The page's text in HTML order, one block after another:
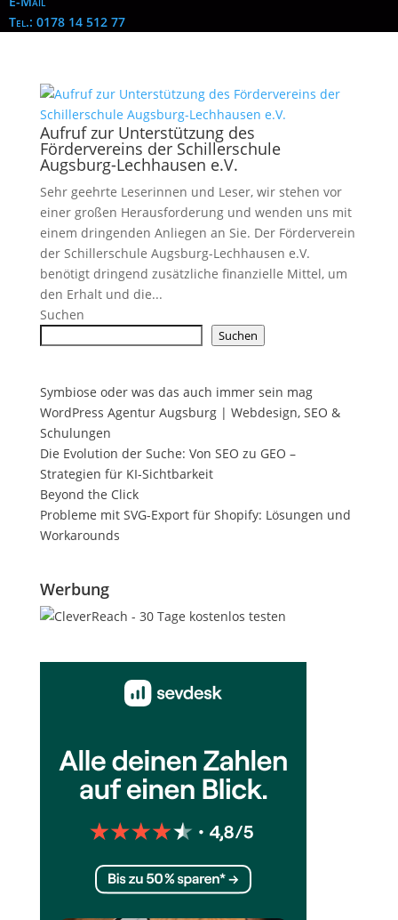
Tel.: 0178 14 512 77
Aufruf zur Unterstützung des
Fördervereins der Schillerschule
Augsburg-Lechhausen e.V.
Sehr geehrte Leserinnen und Leser, wir stehen vor
einer großen Herausforderung und wenden uns mit
einem dringenden Anliegen an Sie. Der Förderverein
der Schillerschule Augsburg-Lechhausen e.V.
benötigt dringend zusätzliche finanzielle Mittel, um
den Erhalt und die...
Suchen
Suchen
Symbiose oder was das auch immer sein mag
WordPress Agentur Augsburg | Webdesign, SEO &
Schulungen
Die Evolution der Suche: Von SEO zu GEO –
Strategien für KI-Sichtbarkeit
Beyond the Click
Probleme mit SVG-Export für Shopify: Lösungen und
Workarounds
Werbung